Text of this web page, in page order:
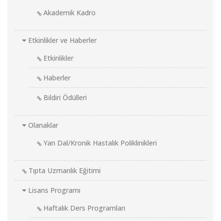
Akademik Kadro
Etkinlikler ve Haberler
Etkinlikler
Haberler
Bildiri Ödülleri
Olanaklar
Yan Dal/Kronik Hastalık Poliklinikleri
Tıpta Uzmanlık Eğitimi
Lisans Programı
Haftalık Ders Programları